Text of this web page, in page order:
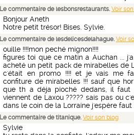
Le commentaire de lesbonsrestaurants. Voir
Bonjour Aneth
Notre petit trésor! Bises. Sylvie.
Le commentaire de lesdelicesdelahague. Voir
ouille !!!!mon peché mignon!!!!
figures toi que ce matin a Auchan ...
acheté un petit pack de mirabelles de
c'était en promo !!!! et je vais me
confiture de mirabelles !!! sauf que
que th a déja pioché dedans, il faut
viennent de Laxou ????? sais pas ou
dans le coin de la Lorraine j'espère faut
Le commentaire de titanique. Voir son blog
Sylvie